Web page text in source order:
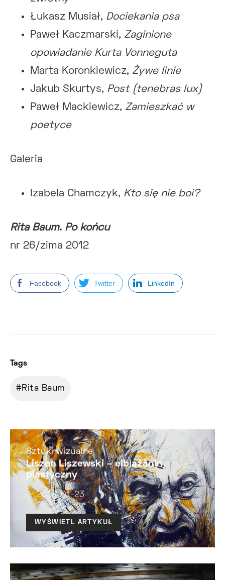
Łukasz Musiał, Dociekania psa
Paweł Kaczmarski, Zaginione
opowiadanie Kurta Vonneguta
Marta Koronkiewicz, Żywe linie
Jakub Skurtys, Post (tenebras lux)
Paweł Mackiewicz, Zamieszkać w
poetyce
Galeria
Izabela Chamczyk, Kto się nie boi?
Rita Baum. Po końcu
nr 26/zima 2012
Facebook Twitter LinkedIn
Tags
Rita Baum
Sztuki wizualne
Liszon Liszewski – elblążanin
plastyczny
2013-01-23
WYŚWIETL ARTYKUŁ